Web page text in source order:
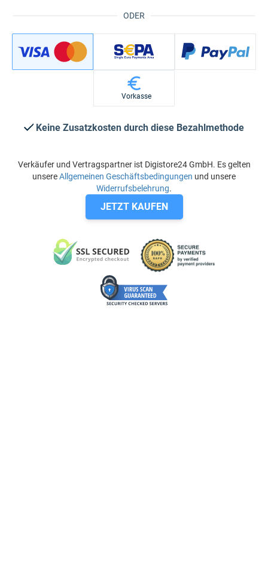
ODER
Vorkasse
Keine Zusatzkosten durch diese Bezahlmethode
Verkäufer und Vertragspartner ist Digistore24 GmbH. Es gelten
unsereAllgemeinen Geschäftsbedingungen und unsere
Widerrufsbelehrung.
JETZT KAUFEN